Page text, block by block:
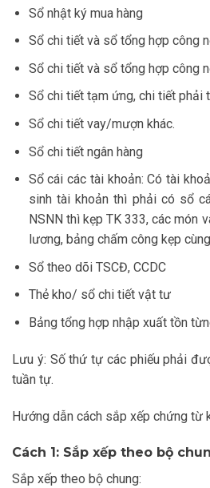
Sổ nhật ký mua hàng
Sổ chi tiết và sổ tổng hợp công
Sổ chi tiết và sổ tổng hợp công
Sổ chi tiết tạm ứng, chi tiết phải
Sổ chi tiết vay/mượn khác.
Sổ chi tiết ngân hàng
Sổ cái các tài khoản: Có tài
sinh tài khoản thì phải có sổ
NSNN thì kẹp TK 333, các món
lương, bảng chấm công kẹp
Sổ theo dõi TSCĐ, CCDC
Thẻ kho/ sổ chi tiết vật tư
Bảng tổng hợp nhập xuất tồn
Lưu ý: Số thứ tự các phiếu phải
tuần tự.
Hướng dẫn cách sắp xếp chứng từ
Cách 1: Sắp xếp theo bộ
Sắp xếp theo bộ chung: